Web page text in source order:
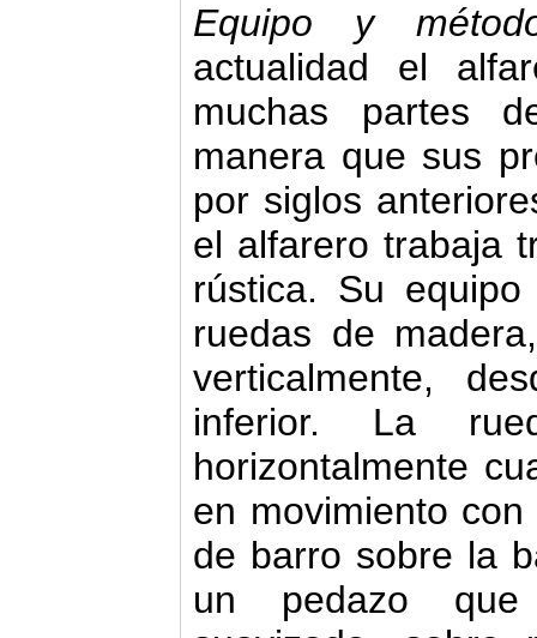
Equipo y
actualidad el
muchas partes
manera que sus
por siglos
el alfarero trabaja
rústica. Su
ruedas de
verticalmente,
inferior. La
horizontalmente
en movimiento
de barro sobre la
un pedazo